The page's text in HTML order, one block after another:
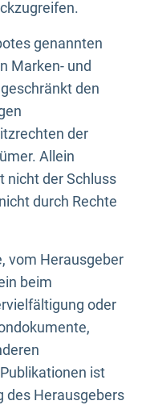
genannten
Marken- und
den
der
Allein
nicht der Schluss
durch Rechte
vom Herausgeber
beim
oder
ist
des Herausgebers